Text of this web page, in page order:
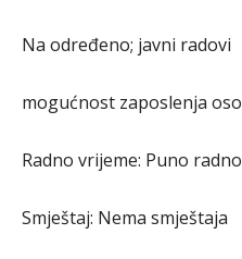
Na određeno; javni radovi
mogućnost zaposlenja
Radno vrijeme: Puno
Smještaj: Nema smještaja